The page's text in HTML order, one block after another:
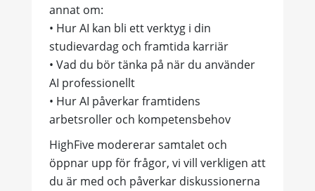
annat om:
• Hur AI kan bli ett verktyg i din
studievardag och framtida karriär
• Vad du bör tänka på när du använder
AI professionellt
• Hur AI påverkar framtidens
arbetsroller och kompetensbehov
HighFive modererar samtalet och
öppnar upp för frågor, vi vill verkligen att
du är med och påverkar diskussionerna